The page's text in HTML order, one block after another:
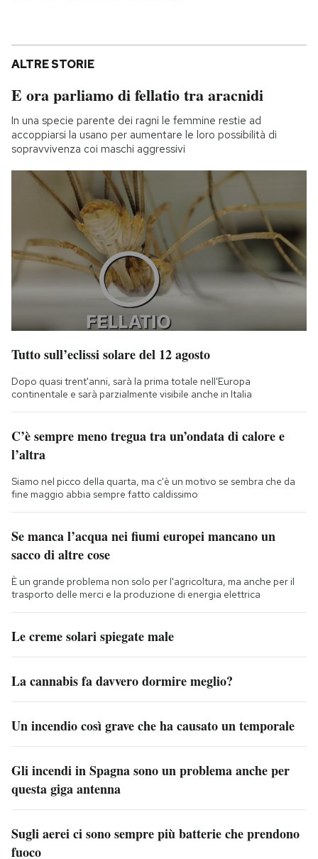
ALTRE STORIE
E ora parliamo di fellatio tra aracnidi
In una specie parente dei ragni le femmine restie ad
accoppiarsi la usano per aumentare le loro possibilità di
sopravvivenza coi maschi aggressivi
Tutto sull’eclissi solare del 12 agosto
Dopo quasi trent'anni, sarà la prima totale nell'Europa
continentale e sarà parzialmente visibile anche in Italia
C’è sempre meno tregua tra un’ondata di calore e
l’altra
Siamo nel picco della quarta, ma c'è un motivo se sembra che da
fine maggio abbia sempre fatto caldissimo
Se manca l’acqua nei fiumi europei mancano un
sacco di altre cose
È un grande problema non solo per l'agricoltura, ma anche per il
trasporto delle merci e la produzione di energia elettrica
Le creme solari spiegate male
La cannabis fa davvero dormire meglio?
Un incendio così grave che ha causato un temporale
Gli incendi in Spagna sono un problema anche per
questa giga antenna
Sugli aerei ci sono sempre più batterie che prendono
fuoco